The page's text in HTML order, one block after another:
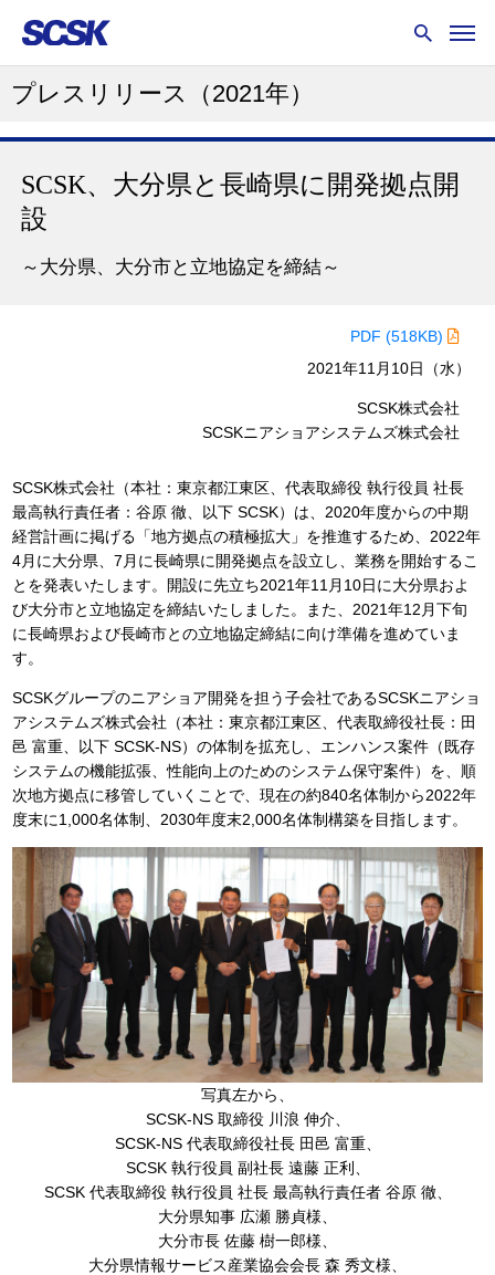
プレスリリース （2021年）
SCSK、大分県と長崎県に開発拠点開
設
～大分県、大分市と立地協定を締結～
PDF (518KB)
2021年11月10日（水）
SCSK株式会社
SCSKニアショアシステムズ株式会社
SCSK株式会社（本社：東京都江東区、代表取締役 執行役員 社長
最高執行責任者：谷原 徹、以下 SCSK）は、2020年度からの中期
経営計画に掲げる「地方拠点の積極拡大」を推進するため、2022年
4月に大分県、7月に長崎県に開発拠点を設立し、業務を開始するこ
とを発表いたします。開設に先立ち2021年11月10日に大分県およ
び大分市と立地協定を締結いたしました。また、2021年12月下旬
に長崎県および長崎市との立地協定締結に向け準備を進めていま
す。
SCSKグループのニアショア開発を担う子会社であるSCSKニアショ
アシステムズ株式会社（本社：東京都江東区、代表取締役社長：田
邑 富重、以下 SCSK-NS）の体制を拡充し、エンハンス案件（既存
システムの機能拡張、性能向上のためのシステム保守案件）を、順
次地方拠点に移管していくことで、現在の約840名体制から2022年
度末に1,000名体制、2030年度末2,000名体制構築を目指します。
写真左から、
SCSK-NS 取締役 川浪 伸介、
SCSK-NS 代表取締役社長 田邑 富重、
SCSK 執行役員 副社長 遠藤 正利、
SCSK 代表取締役 執行役員 社長 最高執行責任者 谷原 徹、
大分県知事 広瀬 勝貞様、
大分市長 佐藤 樹一郎様、
大分県情報サービス産業協会会長 森 秀文様、